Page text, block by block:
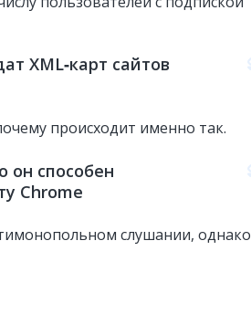
XML‑карт сайтов
происходит именно так.
он способен
Chrome
слушании, однако